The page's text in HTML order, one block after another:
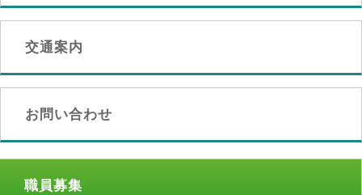
交通案内
お問い合わせ
職員募集